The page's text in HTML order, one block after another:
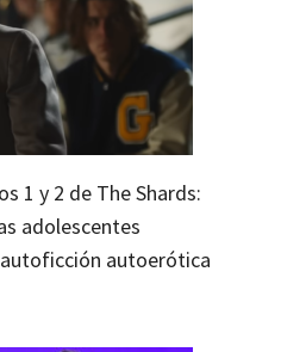
1 y 2 de The Shards:
adolescentes
autoerótica